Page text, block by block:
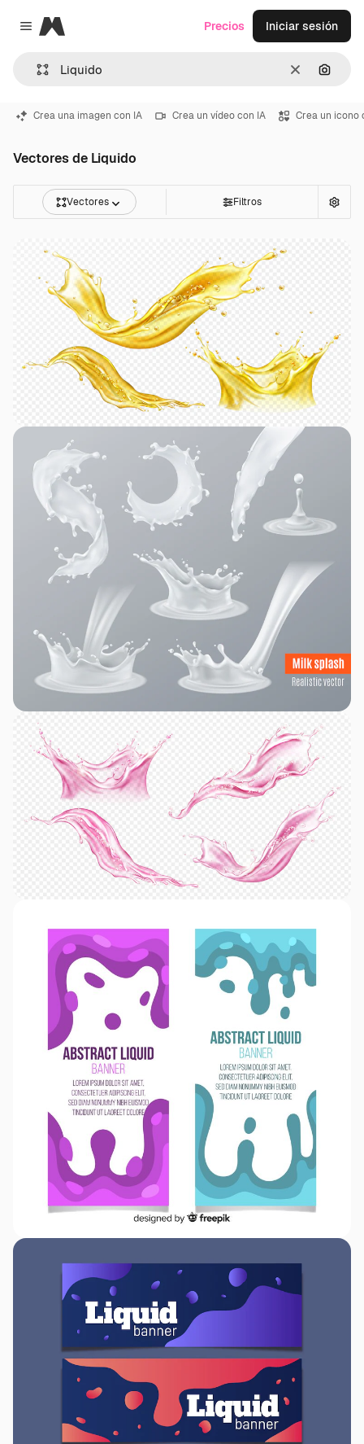
Close menu
Magnific
Borrar
Precios Iniciar sesión
Crea una imagen con IA Crea un vídeo con IA Crea un icono
Vectores de Liquido
Vectores Filtros